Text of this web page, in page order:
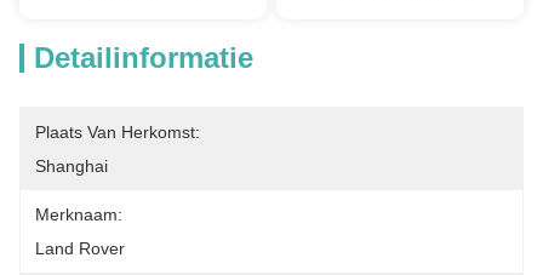
Detailinformatie
Plaats Van Herkomst:
Shanghai
Merknaam:
Land Rover